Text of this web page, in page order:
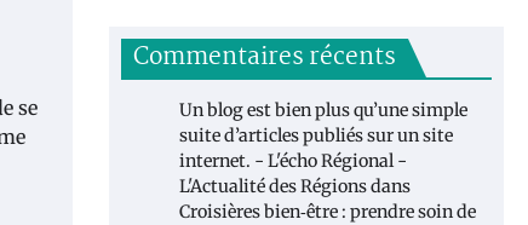
se
Commentaires récents
Un blog est bien plus qu’une simple
suite d’articles publiés sur un site
internet. - L'écho Régional -
L'Actualité des Régionsdans
Croisières bien‑être : prendre soin de